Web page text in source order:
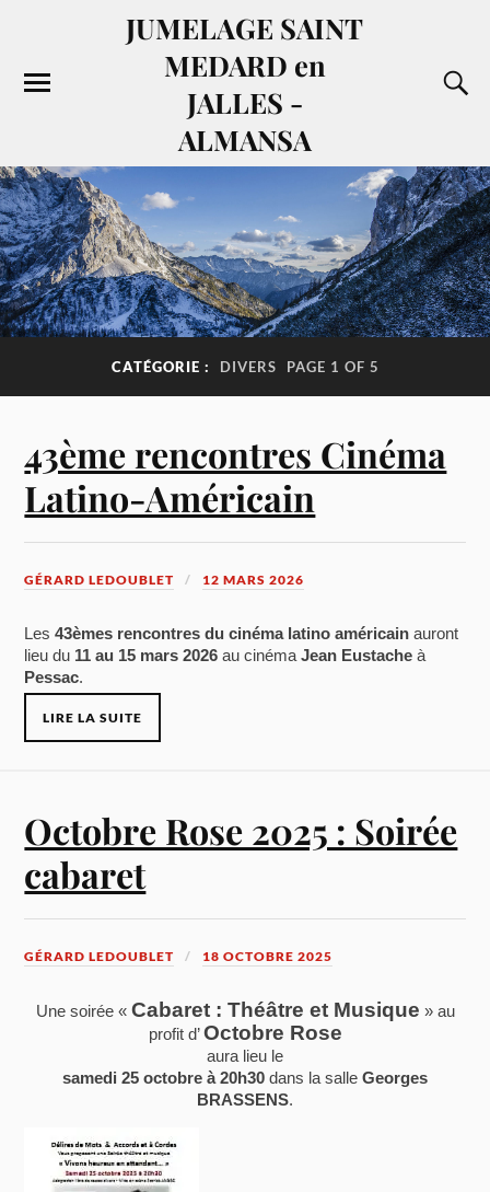
JUMELAGE SAINT
MEDARD en
JALLES -
ALMANSA
CATÉGORIE : DIVERS PAGE 1 OF 5
43ème rencontres Cinéma
Latino-Américain
GÉRARD LEDOUBLET 12 MARS 2026
Les43èmes rencontres du cinéma latino américain auront
lieu du 11 au 15 mars 2026 au cinémaJean Eustache à
Pessac.
LIRE LA SUITE
Octobre Rose 2025 : Soirée
cabaret
GÉRARD LEDOUBLET 18 OCTOBRE 2025
Une soirée « Cabaret : Théâtre et Musique » au
profit d’Octobre Rose
aura lieu le
samedi 25 octobre à 20h30 dans la salle Georges
BRASSENS.